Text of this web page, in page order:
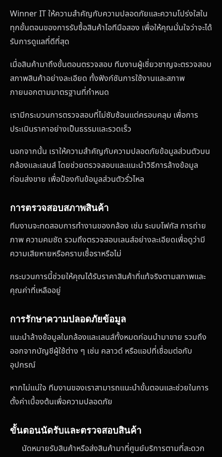
Winner IT ให้ความสำคัญกับความปลอดภัยและความโปร่งใสใน
ทุกขั้นตอนของการรับซื้อสินค้าไอทีมือสอง เพื่อให้คุณมั่นใจว่าจะได้
รับการดูแลที่ดีที่สุด
เมื่อสินค้ามาถึงขั้นตอนตรวจสอบ ทีมงานผู้เชี่ยวชาญจะตรวจสอบ
สภาพสินค้าอย่างละเอียด ทั้งฟังก์ชันการใช้งานและสภาพ
ภายนอกตามมาตรฐานที่กำหนด
เรามีกระบวนการตรวจสอบที่ไม่ซับซ้อนแต่ครอบคลุม เพื่อการ
ประเมินราคาอย่างเป็นธรรมและรวดเร็ว
นอกจากนั้น เราให้ความสำคัญกับความปลอดภัยข้อมูลส่วนตัวบน
กล้องและเลนส์ โดยช่วยตรวจสอบและแนะนำวิธีการล้างข้อมูล
ก่อนส่งขาย เพื่อป้องกันข้อมูลส่วนตัวรั่วไหล
การตรวจสอบสภาพสินค้า
ทีมงานจะทดสอบการทำงานของกล้อง เช่น ระบบโฟกัส การถ่าย
ภาพ ความคมชัด รวมถึงตรวจสอบเลนส์อย่างละเอียดเพื่อดูว่ามี
ความเสียหายหรือคราบเชื้อราหรือไม่
กระบวนการนี้ช่วยให้คุณได้รับราคาสินค้าที่แท้จริงตามสภาพและ
คุณค่าที่เหลืออยู่
การรักษาความปลอดภัยข้อมูล
แนะนำล้างข้อมูลในกล้องและเลนส์ทั้งหมดก่อนนำมาขาย รวมถึง
ออกจากบัญชีผู้ใช้ต่าง ๆ เช่น คลาวด์ หรือแอปที่เชื่อมต่อกับ
อุปกรณ์
หากไม่แน่ใจ ทีมงานของเราสามารถแนะนำขั้นตอนและช่วยในการ
ตั้งค่าเบื้องต้นเพื่อความปลอดภัย
ขั้นตอนนัดรับและตรวจสอบสินค้า
นัดหมายรับสินค้าหรือส่งสินค้ามาที่ศูนย์บริการตามที่สะดวก